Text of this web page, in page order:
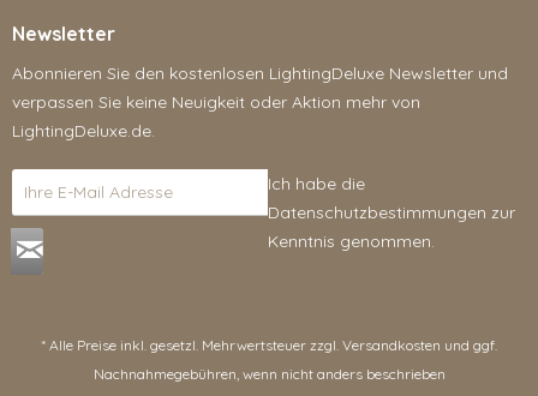
Newsletter
Abonnieren Sie den kostenlosen LightingDeluxe Newsletter und
verpassen Sie keine Neuigkeit oder Aktion mehr von
LightingDeluxe.de.
Ich habe die
Datenschutzbestimmungen zur
Kenntnis genommen.
* Alle Preise inkl. gesetzl. Mehrwertsteuer zzgl. Versandkosten und ggf.
Nachnahmegebühren, wenn nicht anders beschrieben